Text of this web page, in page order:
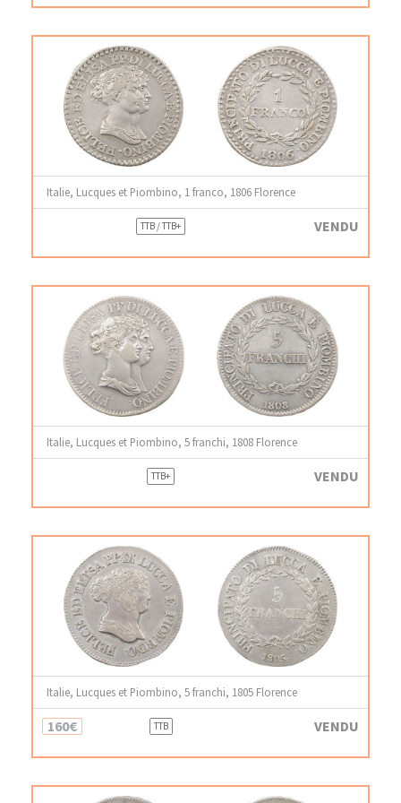
Italie, Lucques et Piombino, 1 franco, 1806 Florence
TTB / TTB+ VENDU
Italie, Lucques et Piombino, 5 franchi, 1808 Florence
TTB+ VENDU
Italie, Lucques et Piombino, 5 franchi, 1805 Florence
160€ TTB VENDU